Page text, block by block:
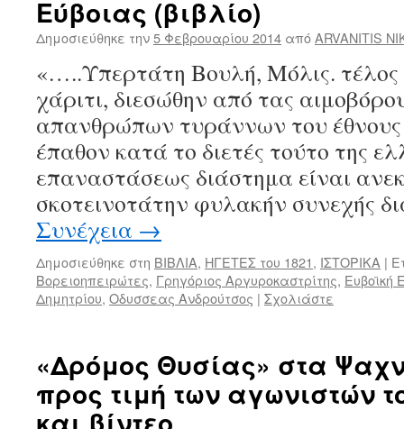
Εύβοιας (βιβλίο)
Δημοσιεύθηκε την5 Φεβρουαρίου 2014 απόARVANITIS
«…..Υπερτάτη Βουλή, Μόλις. τέλος
χάριτι, διεσώθην από τας
απανθρώπων τυράννων του
έπαθον κατά το διετές τούτο της
επαναστάσεως διάστημα είναι
σκοτεινοτάτην φυλακήν συνεχής
Συνέχεια →
Δημοσιεύθηκε στη ΒΙΒΛΙΑ, ΗΓΕΤΕΣ του 1821, ΙΣΤΟΡΙΚΑ |
Βορειοηπειρώτες, Γρηγόριος Αργυροκαστρίτης, Ευβοϊκή
Δημητρίου, Οδυσσεας Ανδρούτσος | Σχολιάστε
«Δρόμος Θυσίας» στα
προς τιμή των αγωνιστών